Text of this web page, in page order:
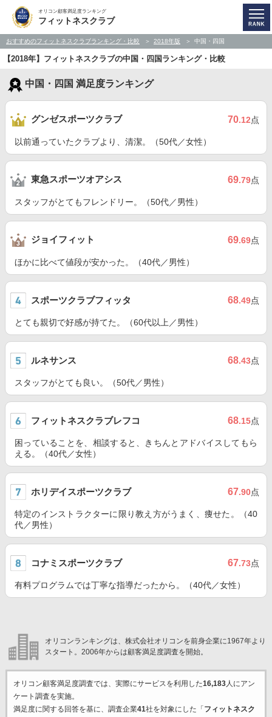
オリコン顧客満足度ランキング
フィットネスクラブ
おすすめのフィットネスクラブランキング・比較 2018年版 中国・四国
【2018年】フィットネスクラブの中国・四国ランキング・比較
中国・四国 満足度ランキング
グンゼスポーツクラブ 70.12点
以前通っていたクラブより、清潔。（50代／女性）
東急スポーツオアシス 69.79点
スタッフがとてもフレンドリー。（50代／男性）
ジョイフィット 69.69点
ほかに比べて値段が安かった。（40代／男性）
スポーツクラブフィッタ 68.49点
とても親切で好感が持てた。（60代以上／男性）
ルネサンス 68.43点
スタッフがとても良い。（50代／男性）
フィットネスクラブレフコ 68.15点
困っていることを、相談すると、きちんとアドバイスしてもら
える。（40代／女性）
ホリデイスポーツクラブ 67.90点
特定のインストラクターに限り教え方がうまく、痩せた。（40
代／男性）
コナミスポーツクラブ 67.73点
有料プログラムでは丁寧な指導だったから。（40代／女性）
オリコンランキングは、株式会社オリコンを前身企業に1967年より
スタート。2006年からは顧客満足度調査を開始。
オリコン顧客満足度調査では、実際にサービスを利用した16,183人にアン
ケート調査を実施。
満足度に関する回答を基に、調査企業41社を対象にした「 フィットネスク